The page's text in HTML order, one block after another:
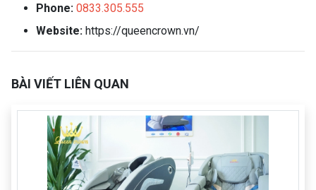
Phone: 0833.305.555
Website: https://queencrown.vn/
BÀI VIẾT LIÊN QUAN